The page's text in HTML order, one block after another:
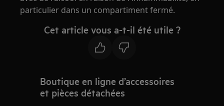
particulier dans un compartiment fermé.
Cet article vous a-t-il été utile ?
Boutique en ligne d’accessoires
et pièces détachées